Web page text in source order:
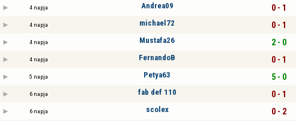
4 napja Andrea09 0 - 1
4 napja michael72 0 - 1
4 napja Mustafa26 2 - 0
4 napja FernandoB 0 - 1
5 napja Petya63 5 - 0
6 napja fab def 110 0 - 1
6 napja scolex 0 - 2